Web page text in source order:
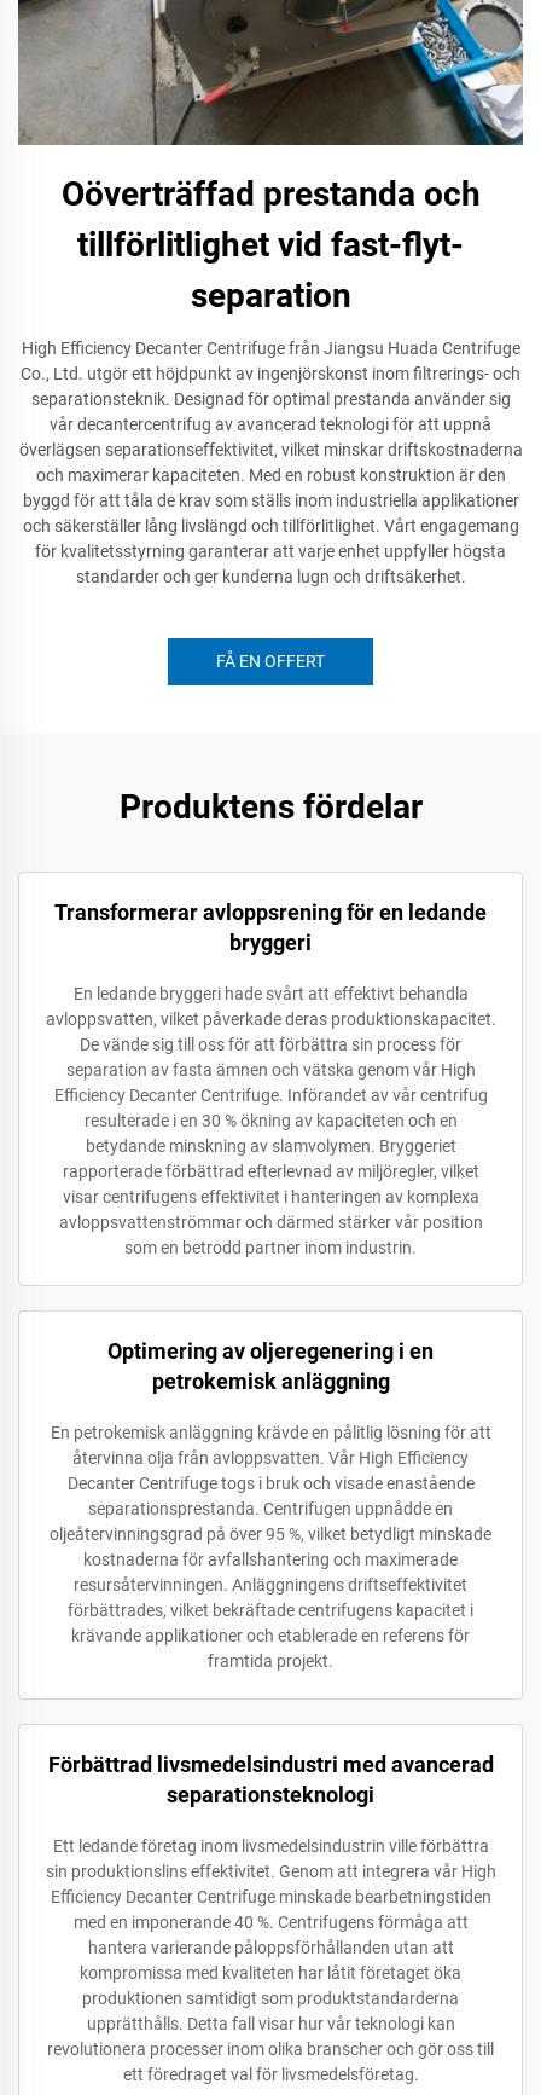
Oöverträffad prestanda och
tillförlitlighet vid fast-flyt-
separation
High Efficiency Decanter Centrifuge från Jiangsu Huada Centrifuge
Co., Ltd. utgör ett höjdpunkt av ingenjörskonst inom filtrerings- och
separationsteknik. Designad för optimal prestanda använder sig
vår decantercentrifug av avancerad teknologi för att uppnå
överlägsen separationseffektivitet, vilket minskar driftskostnaderna
och maximerar kapaciteten. Med en robust konstruktion är den
byggd för att tåla de krav som ställs inom industriella applikationer
och säkerställer lång livslängd och tillförlitlighet. Vårt engagemang
för kvalitetsstyrning garanterar att varje enhet uppfyller högsta
standarder och ger kunderna lugn och driftsäkerhet.
FÅ EN OFFERT
Produktens fördelar
Transformerar avloppsrening för en ledande
bryggeri
En ledande bryggeri hade svårt att effektivt behandla
avloppsvatten, vilket påverkade deras produktionskapacitet.
De vände sig till oss för att förbättra sin process för
separation av fasta ämnen och vätska genom vår High
Efficiency Decanter Centrifuge. Införandet av vår centrifug
resulterade i en 30 % ökning av kapaciteten och en
betydande minskning av slamvolymen. Bryggeriet
rapporterade förbättrad efterlevnad av miljöregler, vilket
visar centrifugens effektivitet i hanteringen av komplexa
avloppsvattenströmmar och därmed stärker vår position
som en betrodd partner inom industrin.
Optimering av oljeregenering i en
petrokemisk anläggning
En petrokemisk anläggning krävde en pålitlig lösning för att
återvinna olja från avloppsvatten. Vår High Efficiency
Decanter Centrifuge togs i bruk och visade enastående
separationsprestanda. Centrifugen uppnådde en
oljeåtervinningsgrad på över 95 %, vilket betydligt minskade
kostnaderna för avfallshantering och maximerade
resursåtervinningen. Anläggningens driftseffektivitet
förbättrades, vilket bekräftade centrifugens kapacitet i
krävande applikationer och etablerade en referens för
framtida projekt.
Förbättrad livsmedelsindustri med avancerad
separationsteknologi
Ett ledande företag inom livsmedelsindustrin ville förbättra
sin produktionslins effektivitet. Genom att integrera vår High
Efficiency Decanter Centrifuge minskade bearbetningstiden
med en imponerande 40 %. Centrifugens förmåga att
hantera varierande påloppsförhållanden utan att
kompromissa med kvaliteten har låtit företaget öka
produktionen samtidigt som produktstandarderna
upprätthålls. Detta fall visar hur vår teknologi kan
revolutionera processer inom olika branscher och gör oss till
ett föredraget val för livsmedelsföretag.